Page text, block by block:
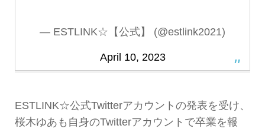
— ESTLINK☆【公式】 (@estlink2021)
April 10, 2023
ESTLINK☆公式Twitterアカウントの発表を受け、
桜木ゆあも自身のTwitterアカウントで卒業を報